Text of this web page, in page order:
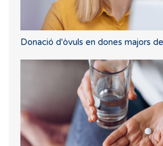
Donació d'òvuls en dones majors